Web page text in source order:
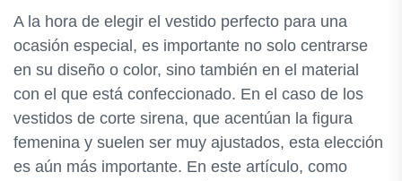
A la hora de elegir el vestido perfecto para una
ocasión especial, es importante no solo centrarse
en su diseño o color, sino también en el material
con el que está confeccionado. En el caso de los
vestidos de corte sirena, que acentúan la figura
femenina y suelen ser muy ajustados, esta elección
es aún más importante. En este artículo, como